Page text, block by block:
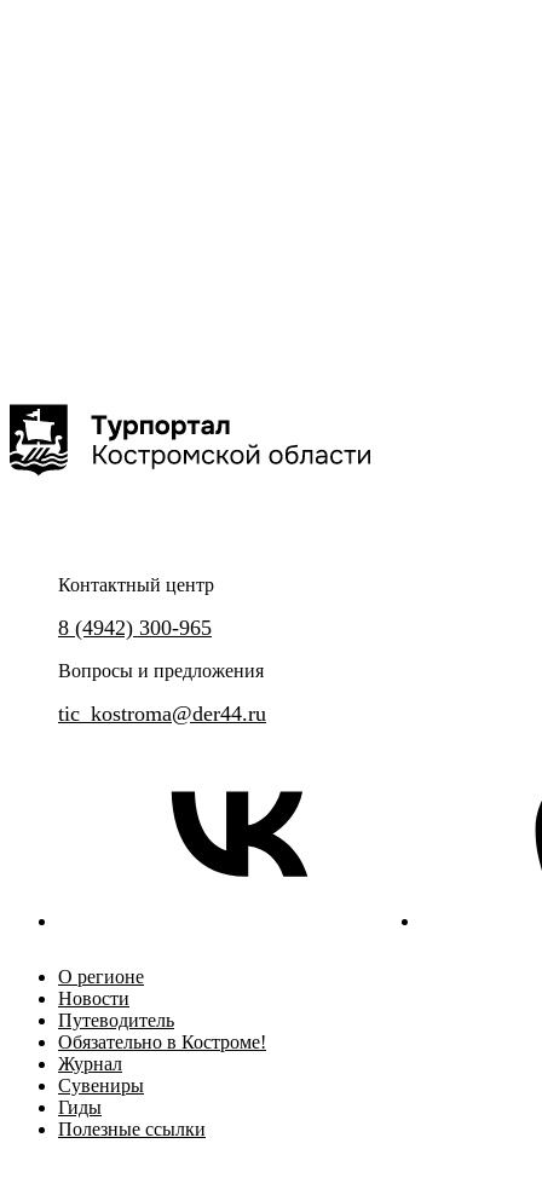
Контактный центр
8 (4942) 300-965
Вопросы и предложения
tic_kostroma@der44.ru
О регионе
Новости
Путеводитель
Обязательно в Костроме!
Журнал
Сувениры
Гиды
Полезные ссылки